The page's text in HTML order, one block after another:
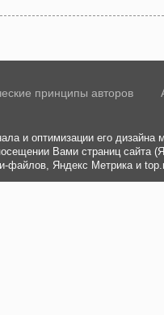
принципы авторов
и оптимизации его
Вами страниц
файлов, Яндекс Метрика и